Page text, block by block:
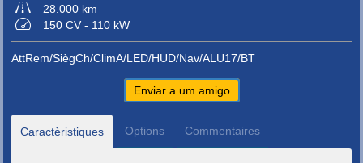
28.000 km
150 CV - 110 kW
AttRem/SiègCh/ClimA/LED/HUD/Nav/ALU17/BT
Enviar a um amigo
Caractèristiques Options Commentaires